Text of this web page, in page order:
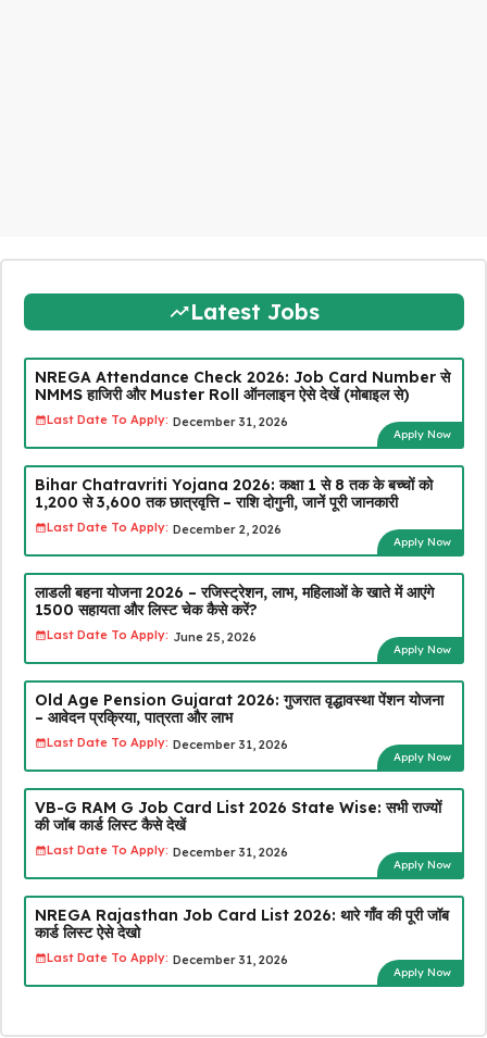
Latest Jobs
NREGA Attendance Check 2026: Job Card Number से
NMMS हाजिरी और Muster Roll ऑनलाइन ऐसे देखें (मोबाइल से)
Last Date To Apply: December 31, 2026
Apply Now
Bihar Chatravriti Yojana 2026: कक्षा 1 से 8 तक के बच्चों को
₹1,200 से ₹3,600 तक छात्रवृत्ति – राशि दोगुनी, जानें पूरी जानकारी
Last Date To Apply: December 2, 2026
Apply Now
लाडली बहना योजना 2026 – रजिस्ट्रेशन, लाभ, महिलाओं के खाते में आएंगे
₹1500 सहायता और लिस्ट चेक कैसे करें?
Last Date To Apply: June 25, 2026
Apply Now
Old Age Pension Gujarat 2026: गुजरात वृद्धावस्था पेंशन योजना
– आवेदन प्रक्रिया, पात्रता और लाभ
Last Date To Apply: December 31, 2026
Apply Now
VB-G RAM G Job Card List 2026 State Wise: सभी राज्यों
की जॉब कार्ड लिस्ट कैसे देखें
Last Date To Apply: December 31, 2026
Apply Now
NREGA Rajasthan Job Card List 2026: थारे गाँव की पूरी जॉब
कार्ड लिस्ट ऐसे देखो
Last Date To Apply: December 31, 2026
Apply Now